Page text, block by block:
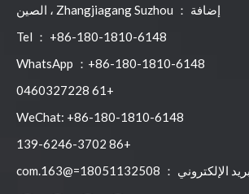
إضافة ： Zhangjiagang Suzhou ، الصين
Tel ： +86-180-1810-6148
WhatsApp ：+86-180-1810-6148
+61 0460327228
WeChat: +86-180-1810-6148
+86 139-6246-3702
الإلكتروني ： 18051132508=@163.com